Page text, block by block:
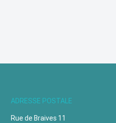
ADRESSE POSTALE
Rue de Braives 11